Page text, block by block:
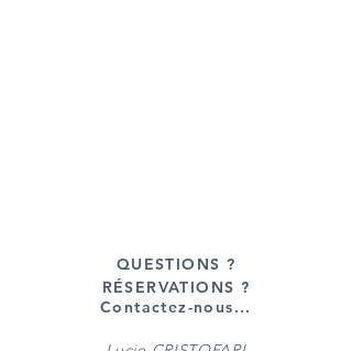
QUESTIONS ?
RÉSERVATIONS ?
Contactez-nous...